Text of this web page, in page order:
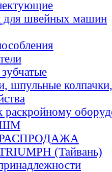
для швейных машин
шпульные
раскройному
ШМ
РАСПРОДАЖА
(Тайвань)